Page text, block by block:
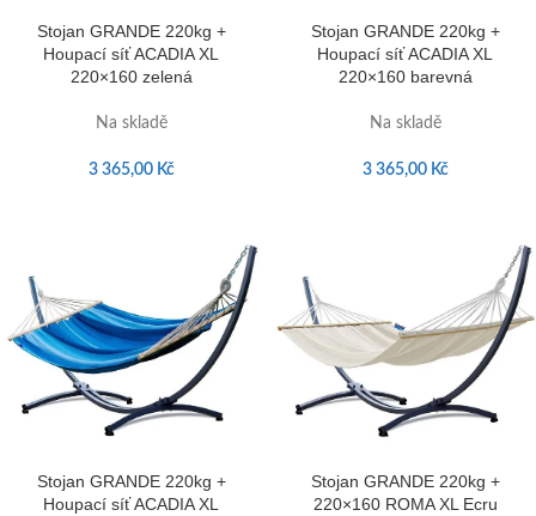
Stojan GRANDE 220kg +
Houpací síť ACADIA XL
220×160 zelená
Na skladě
3 365,00 Kč
Stojan GRANDE 220kg +
Houpací síť ACADIA XL
220×160 barevná
Na skladě
3 365,00 Kč
Stojan GRANDE 220kg +
Houpací síť ACADIA XL
Stojan GRANDE 220kg +
220×160 ROMA XL Ecru